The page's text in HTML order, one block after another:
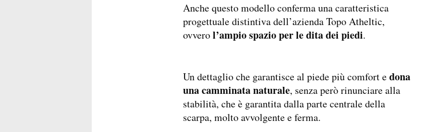
Anche questo modello conferma una caratteristica
progettuale distintiva dell’azienda Topo Atheltic,
ovverol’ampio spazio per le dita dei piedi.
Un dettaglio che garantisce al piede più comfort edona
una camminata naturale, senza però rinunciare alla
stabilità, che è garantita dalla parte centrale della
scarpa, molto avvolgente e ferma.